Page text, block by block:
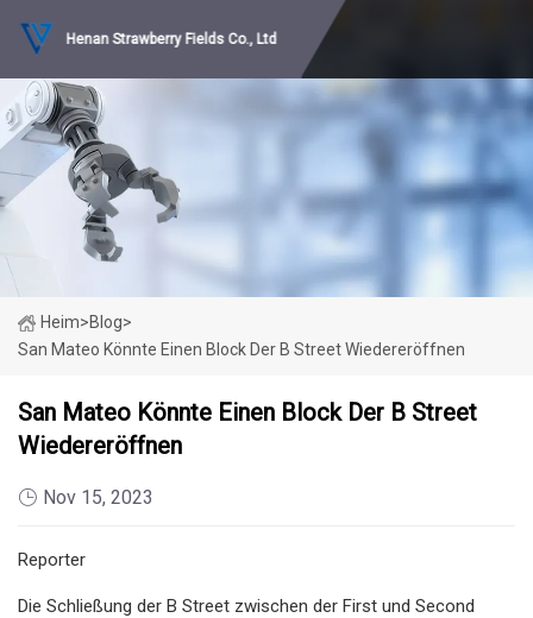
Henan Strawberry Fields Co., Ltd
Heim>Blog>
San Mateo Könnte Einen Block Der B Street Wiedereröffnen
San Mateo Könnte Einen Block Der B Street
Wiedereröffnen
Nov 15, 2023
Reporter
Die Schließung der B Street zwischen der First und Second